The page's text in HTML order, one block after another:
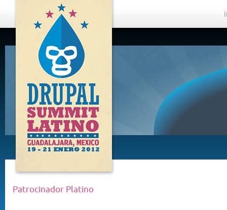
DRUPAL
SUMMIT
LATINO,
GUADALAJARA
2012
Patrocinador Platino